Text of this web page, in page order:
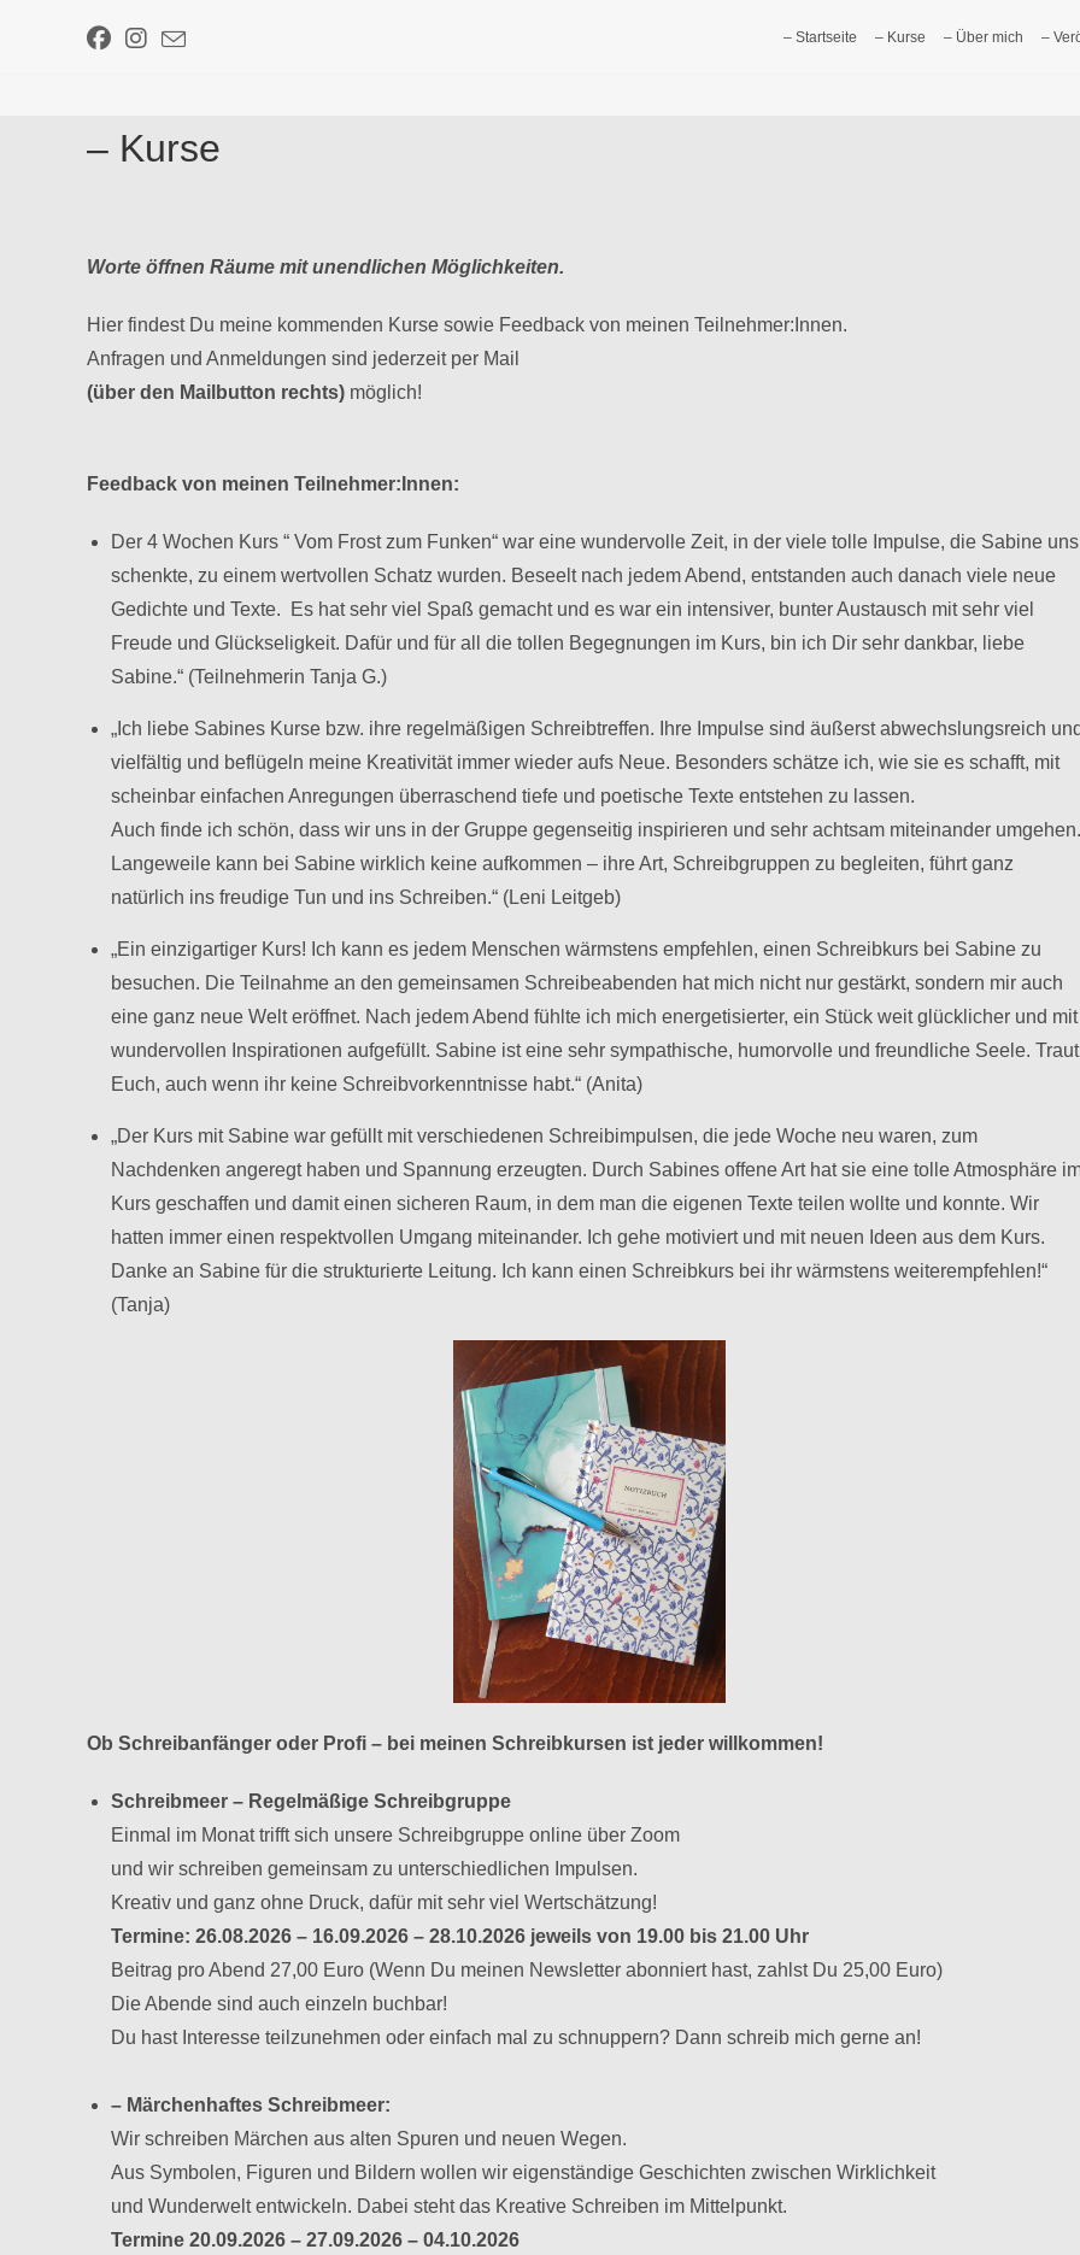
– Startseite – Kurse – Über mich –
– Kurse
Worte öffnen Räume mit unendlichen Möglichkeiten.
Hier findest Du meine kommenden Kurse sowie Feedback von meinen Teilnehmer:Innen.
Anfragen und Anmeldungen sind jederzeit per Mail
(über den Mailbutton rechts) möglich!
Feedback von meinen Teilnehmer:Innen:
Der 4 Wochen Kurs “ Vom Frost zum Funken“ war eine wundervolle Zeit, in der viele tolle Impulse, die Sabine uns
schenkte, zu einem wertvollen Schatz wurden. Beseelt nach jedem Abend, entstanden auch danach viele neue
Gedichte und Texte. Es hat sehr viel Spaß gemacht und es war ein intensiver, bunter Austausch mit sehr viel
Freude und Glückseligkeit. Dafür und für all die tollen Begegnungen im Kurs, bin ich Dir sehr dankbar, liebe
Sabine.“ (Teilnehmerin Tanja G.)
„Ich liebe Sabines Kurse bzw. ihre regelmäßigen Schreibtreffen. Ihre Impulse sind äußerst abwechslungsreich
vielfältig und beflügeln meine Kreativität immer wieder aufs Neue. Besonders schätze ich, wie sie es schafft, mit
scheinbar einfachen Anregungen überraschend tiefe und poetische Texte entstehen zu lassen.
Auch finde ich schön, dass wir uns in der Gruppe gegenseitig inspirieren und sehr achtsam miteinander umgehen.
Langeweile kann bei Sabine wirklich keine aufkommen – ihre Art, Schreibgruppen zu begleiten, führt ganz
natürlich ins freudige Tun und ins Schreiben.“ (Leni Leitgeb)
„Ein einzigartiger Kurs! Ich kann es jedem Menschen wärmstens empfehlen, einen Schreibkurs bei Sabine zu
besuchen. Die Teilnahme an den gemeinsamen Schreibeabenden hat mich nicht nur gestärkt, sondern mir auch
eine ganz neue Welt eröffnet. Nach jedem Abend fühlte ich mich energetisierter, ein Stück weit glücklicher und mit
wundervollen Inspirationen aufgefüllt. Sabine ist eine sehr sympathische, humorvolle und freundliche Seele. Traut
Euch, auch wenn ihr keine Schreibvorkenntnisse habt.“ (Anita)
„Der Kurs mit Sabine war gefüllt mit verschiedenen Schreibimpulsen, die jede Woche neu waren, zum
Nachdenken angeregt haben und Spannung erzeugten. Durch Sabines offene Art hat sie eine tolle Atmosphäre
Kurs geschaffen und damit einen sicheren Raum, in dem man die eigenen Texte teilen wollte und konnte. Wir
hatten immer einen respektvollen Umgang miteinander. Ich gehe motiviert und mit neuen Ideen aus dem Kurs.
Danke an Sabine für die strukturierte Leitung. Ich kann einen Schreibkurs bei ihr wärmstens weiterempfehlen!“
(Tanja)
Ob Schreibanfänger oder Profi – bei meinen Schreibkursen ist jeder willkommen!
Schreibmeer – Regelmäßige Schreibgruppe
Einmal im Monat trifft sich unsere Schreibgruppe online über Zoom
und wir schreiben gemeinsam zu unterschiedlichen Impulsen.
Kreativ und ganz ohne Druck, dafür mit sehr viel Wertschätzung!
Termine: 26.08.2026 – 16.09.2026 – 28.10.2026 jeweils von 19.00 bis 21.00 Uhr
Beitrag pro Abend 27,00 Euro (Wenn Du meinen Newsletter abonniert hast, zahlst Du 25,00 Euro)
Die Abende sind auch einzeln buchbar!
Du hast Interesse teilzunehmen oder einfach mal zu schnuppern? Dann schreib mich gerne an!
– Märchenhaftes Schreibmeer:
Wir schreiben Märchen aus alten Spuren und neuen Wegen.
Aus Symbolen, Figuren und Bildern wollen wir eigenständige Geschichten zwischen Wirklichkeit
und Wunderwelt entwickeln. Dabei steht das Kreative Schreiben im Mittelpunkt.
Termine 20.09.2026 – 27.09.2026 – 04.10.2026